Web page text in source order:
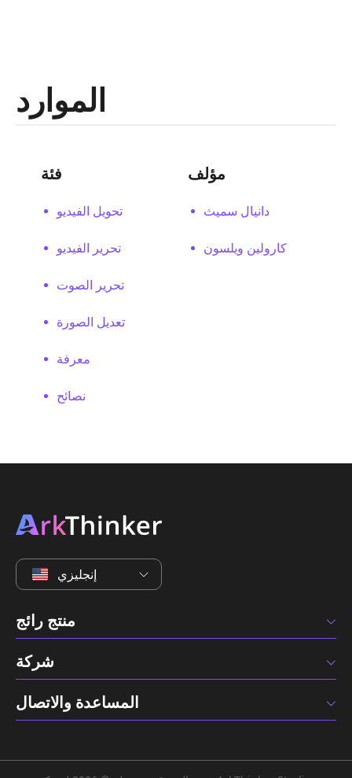
الموارد
فئة
تحويل الفيديو
تحرير الفيديو
تحرير الصوت
تعديل الصورة
معرفة
نصائح
مؤلف
دانيال سميث
كارولين ويلسون
إنجليزي
منتج رائج
شركة
المساعدة والاتصال